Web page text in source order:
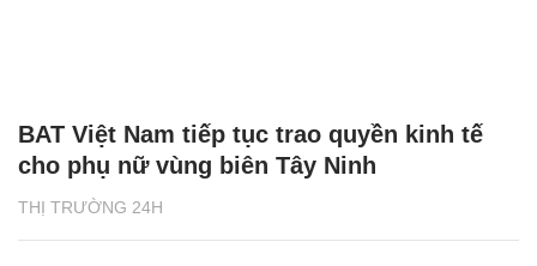
THỊ TRƯỜNG 24H
BAT Việt Nam tiếp tục trao quyền kinh tế
cho phụ nữ vùng biên Tây Ninh